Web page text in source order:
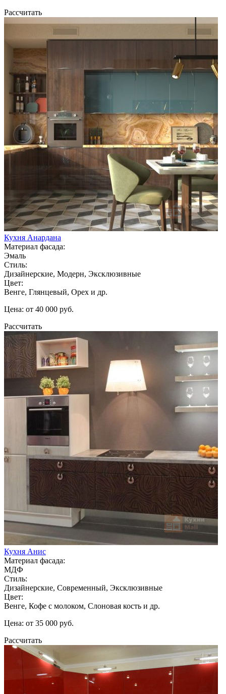
Рассчитать
Кухня Анардана
Материал фасада:
Эмаль
Стиль:
Дизайнерские, Модерн, Эксклюзивные
Цвет:
Венге, Глянцевый, Орех и др.
Цена: от 40 000 руб.
Рассчитать
Кухня Анис
Материал фасада:
МДФ
Стиль:
Дизайнерские, Современный, Эксклюзивные
Цвет:
Венге, Кофе с молоком, Слоновая кость и др.
Цена: от 35 000 руб.
Рассчитать